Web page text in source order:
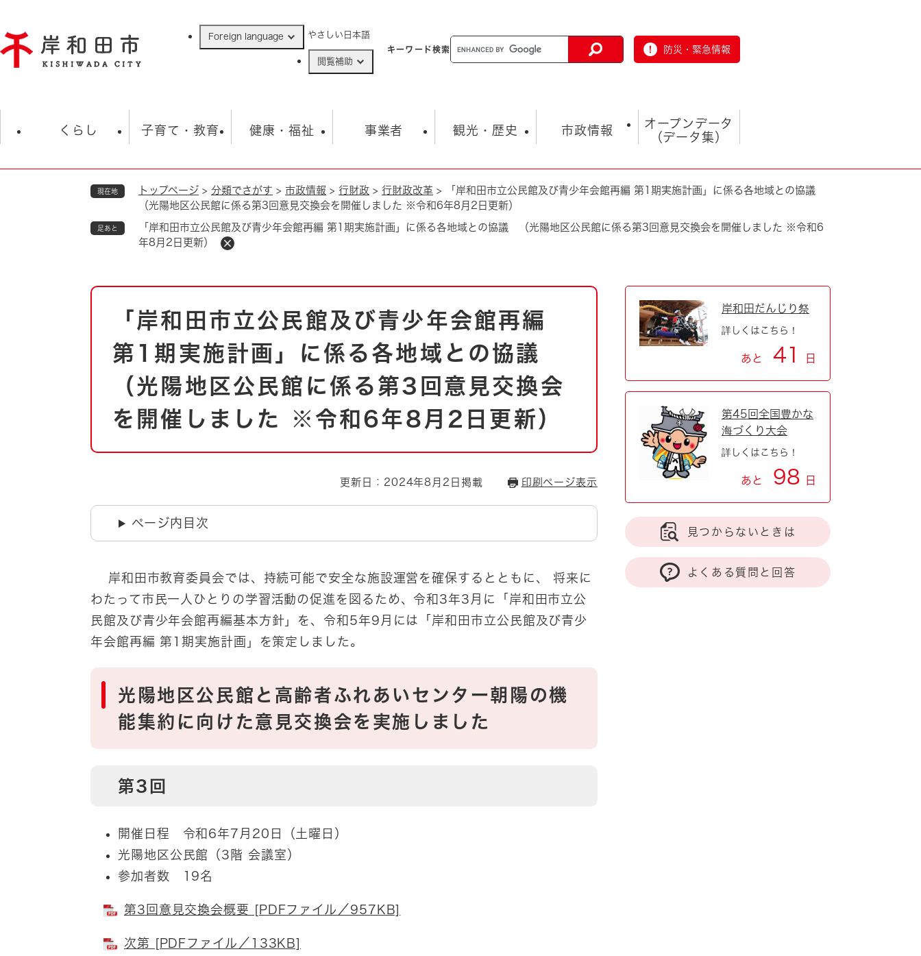
ジ
の
Foreign language やさしい日本語
閲覧補助
キーワード検索 防災・緊急情報
くらし
住民票・戸籍
保険・年金
防災・防犯 上水道・下水道
自然・環境・公園 住宅
おくやみ
男女共同参画
地域コミュニティ・ボラン
ティア・協働
道路・河川・交通 まちづくり
子育て・教育
学校 子育て
健康・福祉
福祉・健康・生活 生涯学習・スポーツ
事業者
入札・契約情報 まちづくり・協働
産業振興 税金
観光・歴史
観光 観光スポット
歴史 動画情報
市政情報
市の概要 総合計画
行財政 人権・平和
市役所・施設の案内
オープンデータ
（データ集）
オープンデータ
現在地 トップページ > 分類でさがす > 市政情報 > 行財政 > 行財政改革 >
「岸和田市立公民館及び青少年会館再編 第1期実施計画」に係る各地域との協議
（光陽地区公民館に係る第3回意見交換会を開催しました ※令和6年8月2日更新）
足あと
「岸和田市立公民館及び青少年会館再編 第1期実施計画」に係る各地域との協議 （光陽地区公民館に係る第3回意見交換会を開催しました ※令和6
年8月2日更新）
本
「岸和田市立公民館及び青少年会館再編
第1期実施計画」に係る各地域との協議
（光陽地区公民館に係る第3回意見交換会
を開催しました ※令和6年8月2日更新）
更新日：2024年8月2日掲載 印刷ページ表示
ページ内目次
​ 岸和田市教育委員会では、持続可能で安全な施設運営を確保するとともに、 将来に
わたって市民一人ひとりの学習活動の促進を図るため、令和3年3月に「岸和田市立公
民館及び青少年会館再編基本方針」を、令和5年9月には「岸和田市立公民館及び青少
年会館再編 第1期実施計画」を策定しました。
光陽地区公民館と高齢者ふれあいセンター朝陽の機
能集約に向けた意見交換会を実施しました
第3回
開催日程 令和6年7月20日（土曜日）
光陽地区公民館（3階 会議室）
参加者数 19名
第3回意見交換会概要 [PDFファイル／957KB]
次第 [PDFファイル／133KB]
岸和田だんじり祭
詳しくはこちら！
あと 41 日
第45回全国豊かな
海づくり大会
詳しくはこちら！
あと 98 日
見つからないときは
よくある質問と回答